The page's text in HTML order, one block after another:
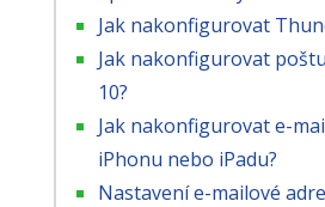
Jak nakonfigurovat
Jak nakonfigurovat
10?
Jak nakonfigurovat e-
iPhonu nebo iPadu?
Nastavení e-mailové